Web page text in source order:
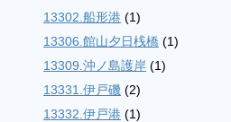
13302.船形港 (1)
13306.館山夕日桟橋 (1)
13309.沖ノ島護岸 (1)
13331.伊戸磯 (2)
13332.伊戸港 (1)